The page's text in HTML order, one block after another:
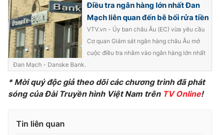
VTV4 Vươn mình bằng AI
VTV9 VTV8
Liên hệ tòa soạn English
THỜI BÁO VTV
Điều tra ngân hàng lớn nhất Đan
Mạch liên quan đến bê bối rửa tiền
VTV.vn - Ủy ban châu Âu (EC) vừa yêu cầu
Cơ quan Giám sát ngân hàng châu Âu mở
cuộc điều tra nhằm vào ngân hàng lớn nhất
Đan Mạch - Danske Bank.
* Mời quý độc giả theo dõi các chương trình đã phát
sóng của Đài Truyền hình Việt Nam trên TV Online!
Tin liên quan